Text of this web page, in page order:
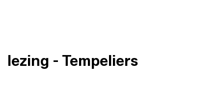
lezing - Tempeliers